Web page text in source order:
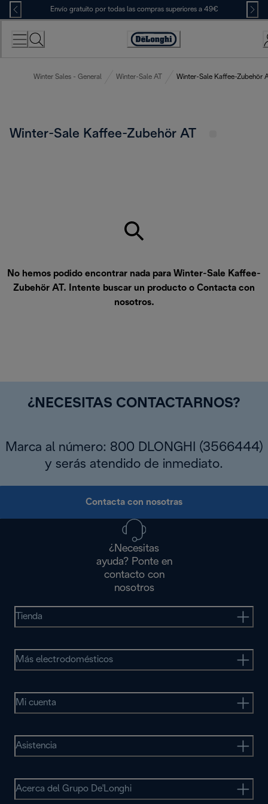
Skip
to
Content
Envío gratuito por todas las compras superiores a 49€
Accessibility
Winter Sales - General Winter-Sale AT Winter-Sale Kaffee-Zubehör
Winter-Sale Kaffee-Zubehör AT
No hemos podido encontrar nada para Winter-Sale Kaffee-
Zubehör AT. Intente buscar un producto o Contacta con
nosotros.
¿NECESITAS CONTACTARNOS?
Marca al número: 800 DLONGHI (3566444)
y serás atendido de inmediato.
Contacta con nosotras
¿Necesitas
ayuda? Ponte en
contacto con
nosotros
Tienda
Más electrodomésticos
Mi cuenta
Asistencia
Acerca del Grupo De'Longhi